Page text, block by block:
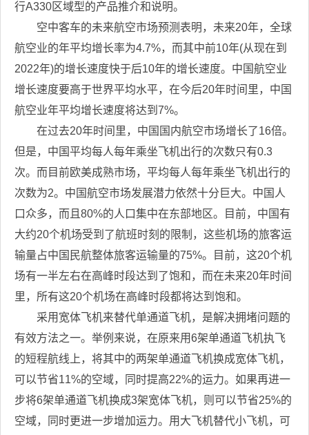
行A330区域型的产品推介和说明。
空中客车的未来航空市场预测表明，未来20年，全球
航空业的年平均增长率为4.7%，而其中前10年(从现在到
2022年)的增长速度快于后10年的增长速度。中国航空业
增长速度要高于世界平均水平，在今后20年时间里，中国
航空业年平均增长速度将达到7%。
在过去20年时间里，中国国内航空市场增长了16倍。
但是，中国平均每人每年乘坐飞机出行的次数只有0.3
次。而目前欧美成熟市场，平均每人每年乘坐飞机出行的
次数为2。中国航空市场发展潜力依然十分巨大。中国人
口众多，而且80%的人口集中在东部地区。目前，中国有
大约20个机场受到了航班时刻的限制，这些机场的旅客运
输量占中国民航整体旅客运输量的75%。目前，这20个机
场有一半左右在高峰时段达到了饱和，而在未来20年时间
里，所有这20个机场在高峰时段都将达到饱和。
采用宽体飞机来替代单通道飞机，是解决拥堵问题的
有效方法之一。举例来说，在原来用6架单通道飞机执飞
的短程航线上，将其中的两架单通道飞机换成宽体飞机，
可以节省11%的空域，同时提高22%的运力。如果再进一
步将6架单通道飞机换成3架宽体飞机，则可以节省25%的
空域，同时更进一步增加运力。用大飞机替代小飞机，可